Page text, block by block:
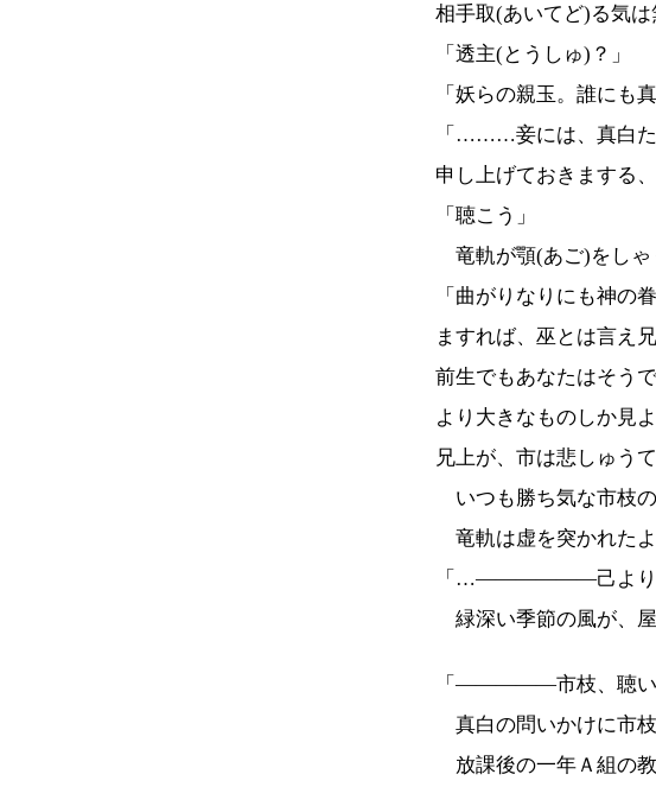
相手取(あいてど)る気は
「透主(とうしゅ)？」
「妖らの親玉。誰にも
「………妾には、真白た
申し上げておきまする、
「聴こう」
竜軌が顎(あご)をしゃ
「曲がりなりにも神の
ますれば、巫とは言え
前生でもあなたはそう
より大きなものしか見
兄上が、市は悲しゅう
いつも勝ち気な市枝
竜軌は虚を突かれたよ
「…――――――己より卑
緑深い季節の風が、屋
「―――――市枝、聴い
真白の問いかけに市枝
放課後の一年Ａ組の